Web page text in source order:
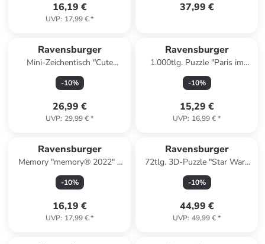
16,19 €
UVP: 17,99 €*
37,99 €
Ravensburger
Mini-Zeichentisch "Cute
Animals" - ab 6 Jahren
-10%
26,99 €
UVP: 29,99 €*
Ravensburger
1.000tlg. Puzzle "Paris im
Morgenrot" - ab 14 Jahren
-10%
15,29 €
UVP: 16,99 €*
Ravensburger
Memory "memory® 2022" -
ab 6 Jahren
-10%
16,19 €
UVP: 17,99 €*
Ravensburger
72tlg. 3D-Puzzle "Star Wars
Todesstern" - ab 10 Jahren
-10%
44,99 €
UVP: 49,99 €*